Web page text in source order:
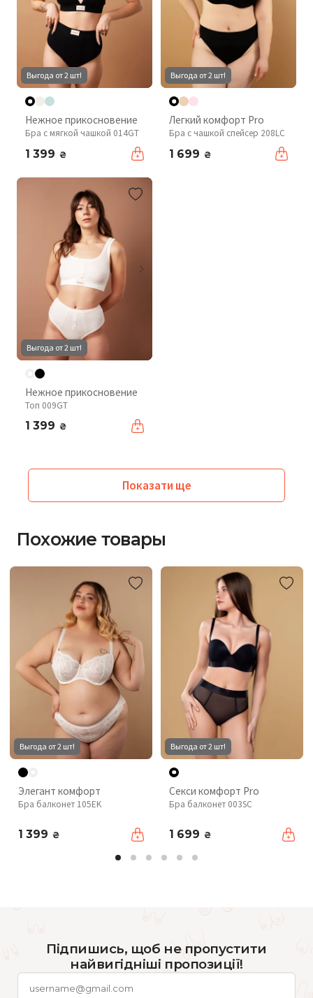
Выгода от 2 шт!
Нежное прикосновение
Бра с мягкой чашкой 014GT
1 399 ₴
Выгода от 2 шт!
Легкий комфорт Pro
Бра с чашкой спейсер 208LC
1 699 ₴
Выгода от 2 шт!
Нежное прикосновение
Топ 009GT
1 399 ₴
Показати ще
Похожие товары
Выгода от 2 шт!
Элегант комфорт
Бра балконет 105EK
1 399 ₴
Выгода от 2 шт!
Секси комфорт Pro
Бра балконет 003SC
1 699 ₴
Підпишись, щоб не пропустити
найвигідніші пропозиції!